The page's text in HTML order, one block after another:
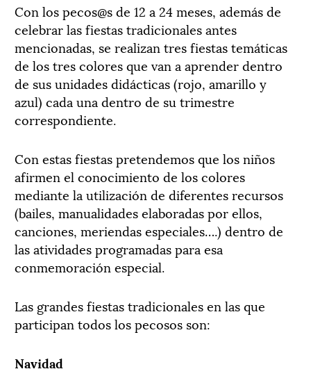
Con los pecos@s de 12 a 24 meses, además de
celebrar las fiestas tradicionales antes
mencionadas, se realizan tres fiestas temáticas
de los tres colores que van a aprender dentro
de sus unidades didácticas (rojo, amarillo y
azul) cada una dentro de su trimestre
correspondiente.
Con estas fiestas pretendemos que los niños
afirmen el conocimiento de los colores
mediante la utilización de diferentes recursos
(bailes, manualidades elaboradas por ellos,
canciones, meriendas especiales….) dentro de
las atividades programadas para esa
conmemoración especial.
Las grandes fiestas tradicionales en las que
participan todos los pecosos son:
Navidad